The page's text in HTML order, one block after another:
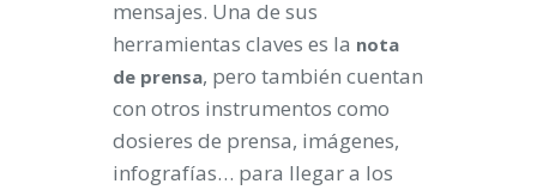
mensajes. Una de sus
herramientas claves es la nota
de prensa, pero también cuentan
con otros instrumentos como
dosieres de prensa, imágenes,
infografías… para llegar a los